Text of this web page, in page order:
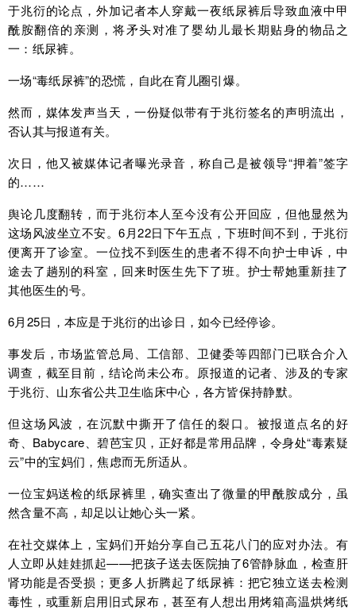
于兆衍的论点，外加记者本人穿戴一夜纸尿裤后导致血液中甲
酰胺翻倍的亲测，将矛头对准了婴幼儿最长期贴身的物品之
一：纸尿裤。
一场“毒纸尿裤”的恐慌，自此在育儿圈引爆。
然而，媒体发声当天，一份疑似带有于兆衍签名的声明流出，
否认其与报道有关。
次日，他又被媒体记者曝光录音，称自己是被领导“押着”签字
的……
舆论几度翻转，而于兆衍本人至今没有公开回应，但他显然为
这场风波坐立不安。6月22日下午五点，下班时间不到，于兆衍
便离开了诊室。一位找不到医生的患者不得不向护士申诉，中
途去了趟别的科室，回来时医生先下了班。护士帮她重新挂了
其他医生的号。
6月25日，本应是于兆衍的出诊日，如今已经停诊。
事发后，市场监管总局、工信部、卫健委等四部门已联合介入
调查，截至目前，结论尚未公布。原报道的记者、涉及的专家
于兆衍、山东省公共卫生临床中心，各方皆保持静默。
但这场风波，在沉默中撕开了信任的裂口。被报道点名的好
奇、Babycare、碧芭宝贝，正好都是常用品牌，令身处“毒素疑
云”中的宝妈们，焦虑而无所适从。
一位宝妈送检的纸尿裤里，确实查出了微量的甲酰胺成分，虽
然含量不高，却足以让她心头一紧。
在社交媒体上，宝妈们开始分享自己五花八门的应对办法。有
人立即从娃娃抓起——把孩子送去医院抽了6管静脉血，检查肝
肾功能是否受损；更多人折腾起了纸尿裤：把它独立送去检测
毒性，或重新启用旧式尿布，甚至有人想出用烤箱高温烘烤纸